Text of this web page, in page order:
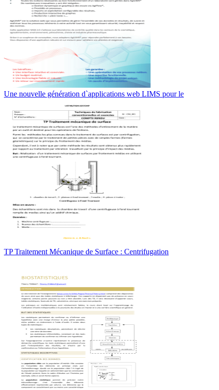
Une nouvelle génération d`applications web LIMS pour le
TP Traitement Mécanique de Surface : Centrifugation